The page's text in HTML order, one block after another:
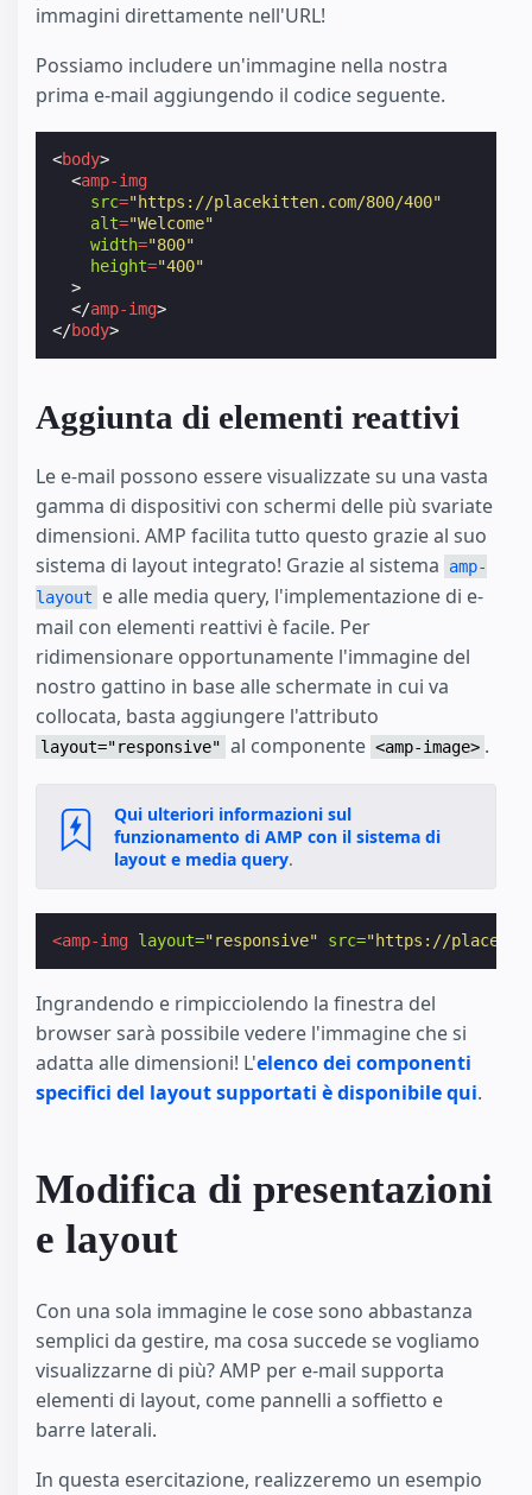
immagini direttamente nell'URL!
Possiamo includere un'immagine nella nostra
prima e-mail aggiungendo il codice seguente.
<body>
<amp-img
src="https://placekitten.com/800/400"
alt="Welcome"
width="800"
height="400"
>
</amp-img>
</body>
Aggiunta di elementi reattivi
Le e-mail possono essere visualizzate su una vasta
gamma di dispositivi con schermi delle più svariate
dimensioni. AMP facilita tutto questo grazie al suo
sistema di layout integrato! Grazie al sistema
amp-
layout
e alle media query, l'implementazione di e-
mail con elementi reattivi è facile. Per
ridimensionare opportunamente l'immagine del
nostro gattino in base alle schermate in cui va
collocata, basta aggiungere l'attributo
layout="responsive" al componente <amp-image> .
Qui ulteriori informazioni sul
funzionamento di AMP con il sistema di
layout e media query.
<amp-img layout="responsive" src="https://
Ingrandendo e rimpicciolendo la finestra del
browser sarà possibile vedere l'immagine che si
adatta alle dimensioni! L'elenco dei componenti
specifici del layout supportati è disponibile qui.
Modifica di presentazioni
e layout
Con una sola immagine le cose sono abbastanza
semplici da gestire, ma cosa succede se vogliamo
visualizzarne di più? AMP per e-mail supporta
elementi di layout, come pannelli a soffietto e
barre laterali.
In questa esercitazione, realizzeremo un esempio